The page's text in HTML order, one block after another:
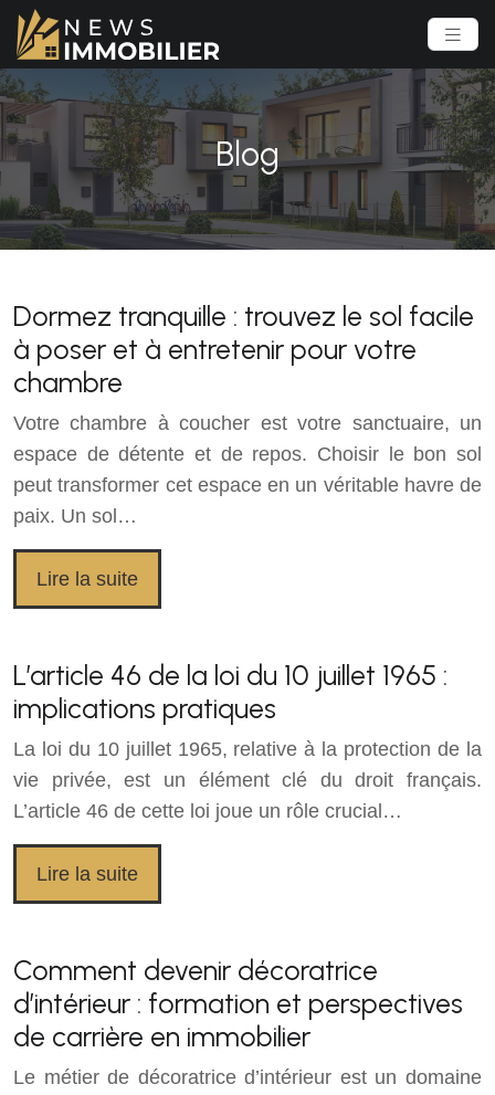
Blog
Dormez tranquille : trouvez le sol facile
à poser et à entretenir pour votre
chambre
Votre chambre à coucher est votre sanctuaire, un
espace de détente et de repos. Choisir le bon sol
peut transformer cet espace en un véritable havre de
paix. Un sol…
Lire la suite
L’article 46 de la loi du 10 juillet 1965 :
implications pratiques
La loi du 10 juillet 1965, relative à la protection de la
vie privée, est un élément clé du droit français.
L’article 46 de cette loi joue un rôle crucial…
Lire la suite
Comment devenir décoratrice
d’intérieur : formation et perspectives
de carrière en immobilier
Le métier de décoratrice d’intérieur est un domaine